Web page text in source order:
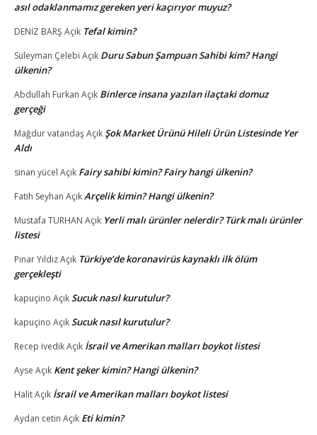
asıl odaklanmamız gereken yeri kaçırıyor muyuz?
DENİZ BARŞ Açık Tefal kimin?
Süleyman Çelebi Açık Duru Sabun Şampuan Sahibi kim? Hangi
ülkenin?
Abdullah Furkan Açık Binlerce insana yazılan ilaçtaki domuz
gerçeği
Mağdur vatandaşAçıkŞok Market Ürünü Hileli Ürün Listesinde Yer
Aldı
sinan yücel Açık Fairy sahibi kimin? Fairy hangi ülkenin?
Fatih Seyhan AçıkArçelik kimin? Hangi ülkenin?
Mustafa TURHAN Açık Yerli malı ürünler nelerdir? Türk malı ürünler
listesi
Pınar YıldızAçık Türkiye’de koronavirüs kaynaklı ilk ölüm
gerçekleşti
kapuçino AçıkSucuk nasıl kurutulur?
kapuçino AçıkSucuk nasıl kurutulur?
Recep ivedikAçık İsrail ve Amerikan malları boykot listesi
Ayse Açık Kent şeker kimin? Hangi ülkenin?
HalitAçık İsrail ve Amerikan malları boykot listesi
Aydan cetin Açık Eti kimin?